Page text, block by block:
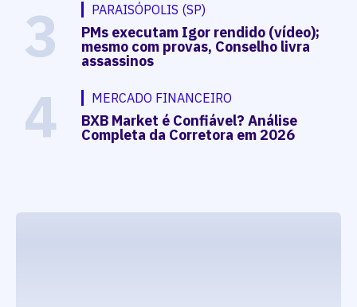
3 PARAISÓPOLIS (SP)
PMs executam Igor rendido (vídeo);
mesmo com provas, Conselho livra
assassinos
4 MERCADO FINANCEIRO
BXB Market é Confiável? Análise
Completa da Corretora em 2026